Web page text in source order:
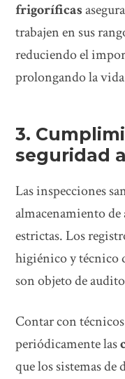
frigoríficas
trabajen en sus
reduciendo el
prolongando la
3.
seguridad
Las inspecciones
almacenamiento de
estrictas. Los
higiénico y técnico
son objeto de
Contar con
periódicamente las
que los sistemas de